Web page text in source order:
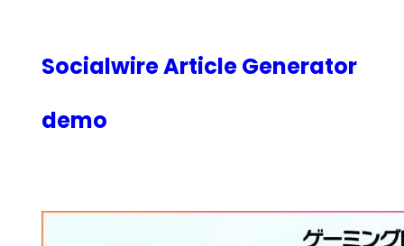
Socialwire Article Generator
demo